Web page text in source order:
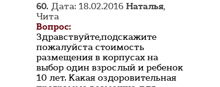
60. Дата: 18.02.2016 Наталья,
Чита
Вопрос:
Здравствуйте,подскажите
пожалуйста стоимость
размещения в корпусах на
выбор один взрослый и ребенок
10 лет. Какая оздоровительная